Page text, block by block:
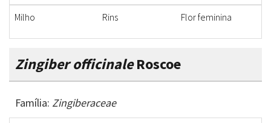
Milho
Rins Flor feminina
Zingiber officinaleRoscoe
Família: Zingiberaceae